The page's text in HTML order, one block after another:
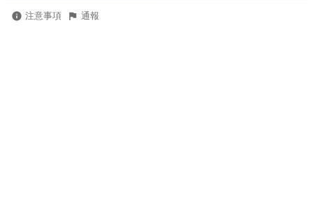
注意事項 通報